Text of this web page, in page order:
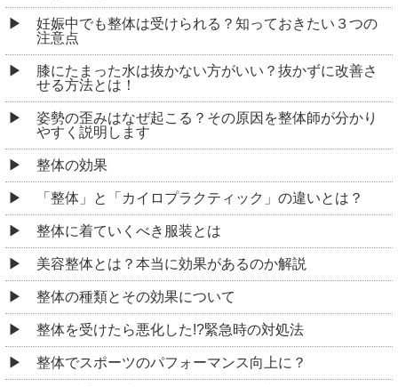
妊娠中でも整体は受けられる？知っておきたい３つの
注意点
膝にたまった水は抜かない方がいい？抜かずに改善さ
せる方法とは！
姿勢の歪みはなぜ起こる？その原因を整体師が分かり
やすく説明します
整体の効果
「整体」と「カイロプラクティック」の違いとは？
整体に着ていくべき服装とは
美容整体とは？本当に効果があるのか解説
整体の種類とその効果について
整体を受けたら悪化した!?緊急時の対処法
整体でスポーツのパフォーマンス向上に？